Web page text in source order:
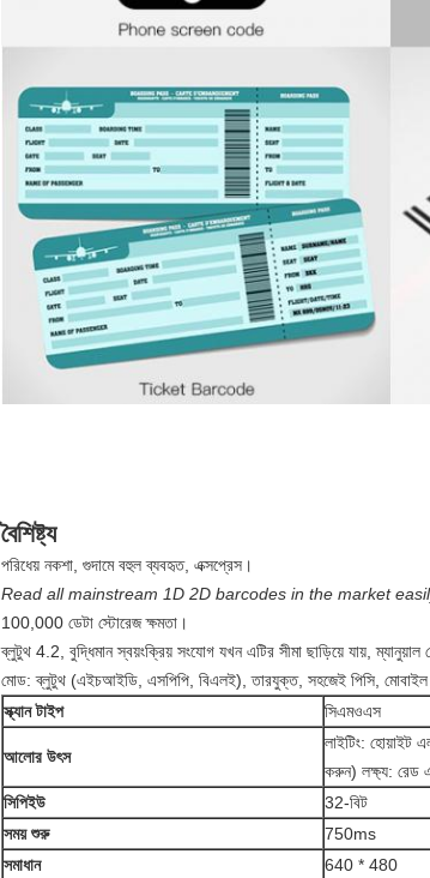
বৈশিষ্ট্য
পরিধেয় নকশা, গুদামে বহুল ব্যবহৃত, এক্সপ্রেস।
Read all mainstream 1D 2D barcodes in the market
100,000 ডেটা স্টোরেজ ক্ষমতা।
ব্লুটুথ 4.2, বুদ্ধিমান স্বয়ংক্রিয় সংযোগ যখন এটির সীমা ছাড়িয়ে যায়, ম্যানুয়াল
মোড: ব্লুটুথ (এইচআইডি, এসপিপি, বিএলই), তারযুক্ত, সহজেই পিসি, মোবাইল
স্ক্যান টাইপ
সিএমওএস
আলোর উৎস
লাইটিং: হোয়াইট
করুন) লক্ষ্য: রেড
সিপিইউ
32-বিট
সময় শুরু
750ms
সমাধান
640 * 480